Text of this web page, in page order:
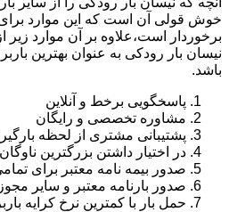
خوش قولی آن است که این موارد برای
برخوردار است،علاوه بر آن موارد زیر
نیسان بار رودکی به عنوان بهترین
باشد.
پاسخگویی برخط و آنلاین
مشاوره تخصصی و رایگان
پشتیبانی مشتری از لحظه بارگیری
در اختیار داشتن بزرگترین
صدور بیمه نامه معتبر برای
صدور بارنامه معتبر و سایر
حمل بار با کمترین نرخ کرایه